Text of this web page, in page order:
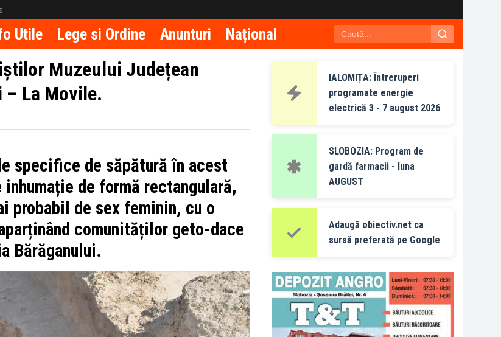
Utile Lege si Ordine Anunturi Național
Muzeului Județean
La Movile.
specifice de săpătură în acest
de formă rectangulară,
probabil de sex feminin, cu o
comunităților geto-dace
Bărăganului.
IALOMIȚA: Întreruperi
programate energie
electrică 3 - 7 august 2026
SLOBOZIA: Program de
gardă farmacii - luna
AUGUST
Adaugă obiectiv.net ca
sursă preferată pe Google